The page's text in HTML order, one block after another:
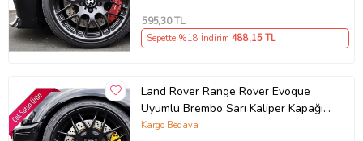
595,30 TL
Sepette %18 İndirim 488,15 TL
Land Rover Range Rover Evoque
Uyumlu Brembo Sarı Kaliper Kapağı
4 Parça Ön Arka Set (Karışık)
Kargo Bedava